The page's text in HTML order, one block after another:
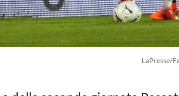
LaPresse/